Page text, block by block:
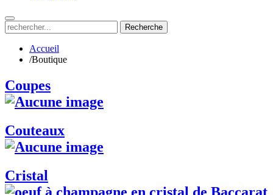
Recherche
Accueil
/Boutique
Coupes
Couteaux
Cristal